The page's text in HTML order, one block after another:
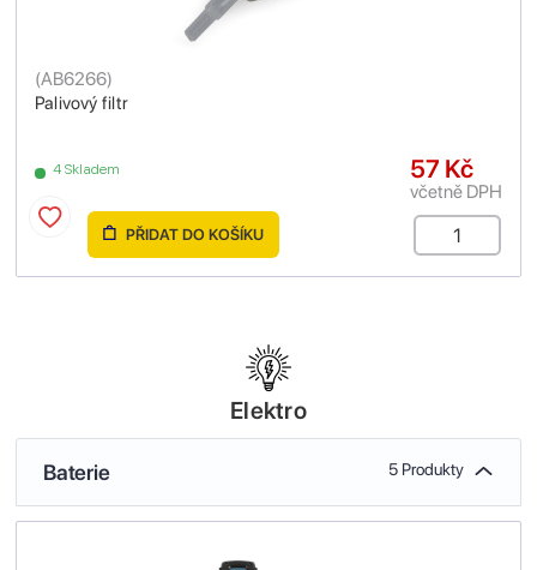
Palivový filtr
(AB6266)
4 Skladem 57 Kč
včetně DPH
PŘIDAT DO KOŠÍKU
Elektro
Baterie 5 Produkty